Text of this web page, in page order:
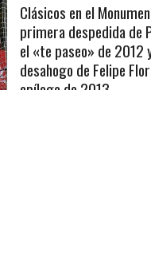
Clásicos en el
primera despedida de
el «te paseo» de 2012
desahogo de Felipe
epílogo de 2013